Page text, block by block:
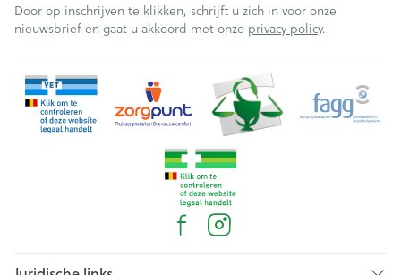
Door op inschrijven te klikken, schrijft u zich in voor onze
nieuwsbrief en gaat u akkoord met onze privacy policy.